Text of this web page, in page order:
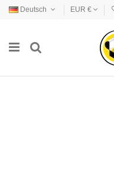
Deutsch EUR €